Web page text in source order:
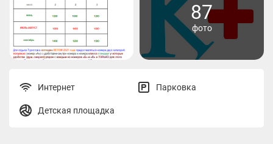
87
фото
Интернет Парковка
Детская площадка